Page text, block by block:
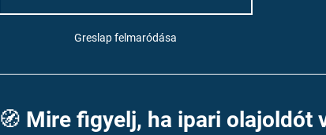
Greslap felmaródása
🧭 Mire figyelj, ha ipari olajoldót